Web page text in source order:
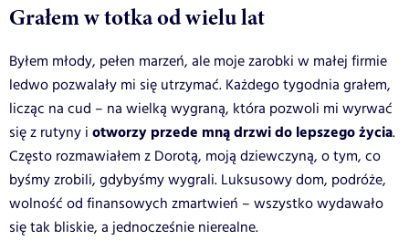
Grałem w totka od wielu lat
Byłem młody, pełen marzeń, ale moje zarobki w małej firmie
ledwo pozwalały mi się utrzymać. Każdego tygodnia grałem,
licząc na cud – na wielką wygraną, która pozwoli mi wyrwać
się z rutyny i otworzy przede mną drzwi do lepszego życia.
Często rozmawiałem z Dorotą, moją dziewczyną, o tym, co
byśmy zrobili, gdybyśmy wygrali. Luksusowy dom, podróże,
wolność od finansowych zmartwień – wszystko wydawało
się tak bliskie, a jednocześnie nierealne.